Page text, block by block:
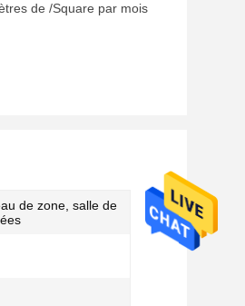
de /Square par mois
de zone, salle de